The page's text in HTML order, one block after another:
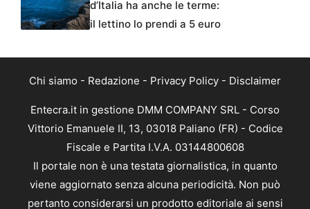
d’Italia ha anche le terme:
il lettino lo prendi a 5 euro
Chi siamo - Redazione - Privacy Policy - Disclaimer
Entecra.it in gestione DMM COMPANY SRL - Corso
Vittorio Emanuele II, 13, 03018 Paliano (FR) - Codice
Fiscale e Partita I.V.A. 03144800608
Il portale non è una testata giornalistica, in quanto
viene aggiornato senza alcuna periodicità. Non può
pertanto considerarsi un prodotto editoriale ai sensi